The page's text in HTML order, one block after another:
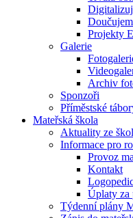
Projekty
Galerie
Archiv
Sponzoři
Příměstské
Mateřská škola
Aktuality ze
Informace pro
Provoz
Kontakt
Úplaty za
Týdenní plány